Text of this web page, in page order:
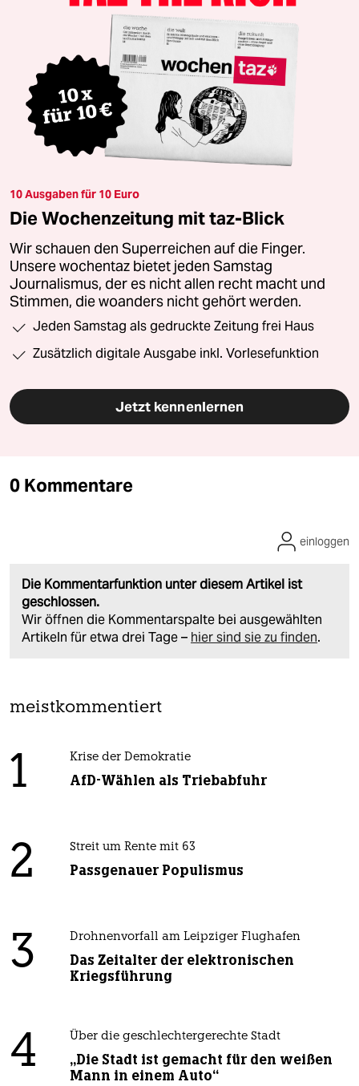
10 Ausgaben für 10 Euro
Die Wochenzeitung mit taz-Blick
Wir schauen den Superreichen auf die Finger.
Unsere wochentaz bietet jeden Samstag
Journalismus, der es nicht allen recht macht und
Stimmen, die woanders nicht gehört werden.
Jeden Samstag als gedruckte Zeitung frei Haus
Zusätzlich digitale Ausgabe inkl. Vorlesefunktion
Jetzt kennenlernen
0 Kommentare
Die Kommentarfunktion unter diesem Artikel ist
geschlossen.
Wir öffnen die Kommentarspalte bei ausgewählten
Artikeln für etwa drei Tage – hier sind sie zu finden.
einloggen
meistkommentiert
1 Krise der Demokratie
AfD-Wählen als Triebabfuhr
2 Streit um Rente mit 63
Passgenauer Populismus
3 Drohnenvorfall am Leipziger Flughafen
Das Zeitalter der elektronischen
Kriegsführung
4 Über die geschlechtergerechte Stadt
„Die Stadt ist gemacht für den weißen
Mann in einem Auto“